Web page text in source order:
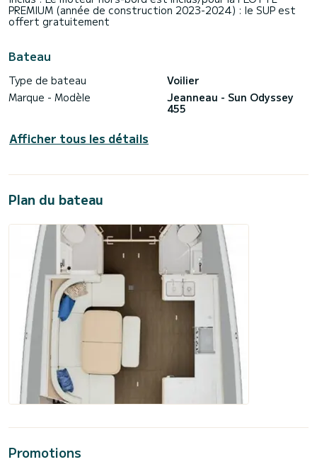
PREMIUM (année de construction 2023-2024) : le SUP est
offert gratuitement
Bateau
Type de bateau
Voilier
Marque - Modèle
Jeanneau - Sun Odyssey
455
Afficher tous les détails
Plan du bateau
Promotions